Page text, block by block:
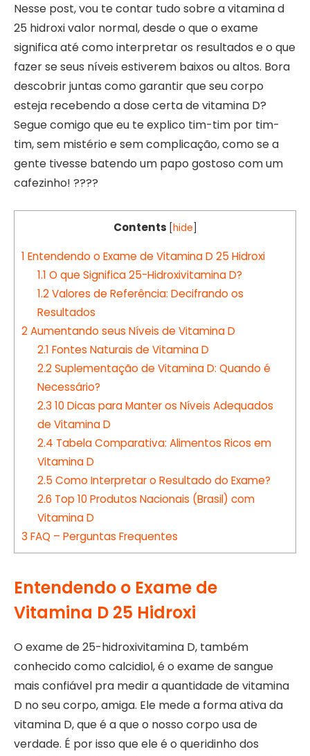
Nesse post, vou te contar tudo sobre a vitamina d
25 hidroxi valor normal, desde o que o exame
significa até como interpretar os resultados e o que
fazer se seus níveis estiverem baixos ou altos. Bora
descobrir juntas como garantir que seu corpo
esteja recebendo a dose certa de vitamina D?
Segue comigo que eu te explico tim-tim por tim-
tim, sem mistério e sem complicação, como se a
gente tivesse batendo um papo gostoso com um
cafezinho! ????
Contents [hide]
1 Entendendo o Exame de Vitamina D 25 Hidroxi
1.1 O que Significa 25-Hidroxivitamina D?
1.2Valores de Referência: Decifrando os
Resultados
2Aumentando seus Níveis de Vitamina D
2.1 Fontes Naturais de Vitamina D
2.2Suplementação de Vitamina D: Quando é
Necessário?
2.3 10 Dicas para Manter os Níveis Adequados
de Vitamina D
2.4 Tabela Comparativa: Alimentos Ricos em
Vitamina D
2.5 Como Interpretar o Resultado do Exame?
2.6 Top 10 Produtos Nacionais (Brasil) com
Vitamina D
3 FAQ – Perguntas Frequentes
Entendendo o Exame de
Vitamina D 25 Hidroxi
O exame de 25-hidroxivitamina D, também
conhecido como calcidiol, é o exame de sangue
mais confiável pra medir a quantidade de vitamina
D no seu corpo, amiga. Ele mede a forma ativa da
vitamina D, que é a que o nosso corpo usa de
verdade. É por isso que ele é o queridinho dos